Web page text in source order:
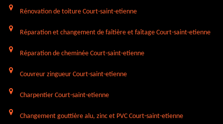
Rénovation de toiture Court-saint-etienne
Réparation et changement de faîtière et faîtage Court-saint-etienne
Réparation de cheminée Court-saint-etienne
Couvreur zingueur Court-saint-etienne
Charpentier Court-saint-etienne
Changement gouttière alu, zinc et PVC Court-saint-etienne